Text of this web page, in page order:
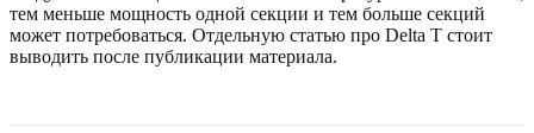
тем меньше мощность одной секции и тем больше секций
может потребоваться. Отдельную статью про Delta T стоит
выводить после публикации материала.